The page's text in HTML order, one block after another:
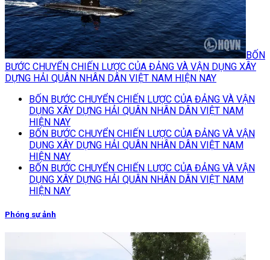
BỐN
BƯỚC CHUYỂN CHIẾN LƯỢC CỦA ĐẢNG VÀ VẬN DỤNG XÂY
DỰNG HẢI QUÂN NHÂN DÂN VIỆT NAM HIỆN NAY
BỐN BƯỚC CHUYỂN CHIẾN LƯỢC CỦA ĐẢNG VÀ VẬN
DỤNG XÂY DỰNG HẢI QUÂN NHÂN DÂN VIỆT NAM
HIỆN NAY
BỐN BƯỚC CHUYỂN CHIẾN LƯỢC CỦA ĐẢNG VÀ VẬN
DỤNG XÂY DỰNG HẢI QUÂN NHÂN DÂN VIỆT NAM
HIỆN NAY
BỐN BƯỚC CHUYỂN CHIẾN LƯỢC CỦA ĐẢNG VÀ VẬN
DỤNG XÂY DỰNG HẢI QUÂN NHÂN DÂN VIỆT NAM
HIỆN NAY
Phóng sự ảnh